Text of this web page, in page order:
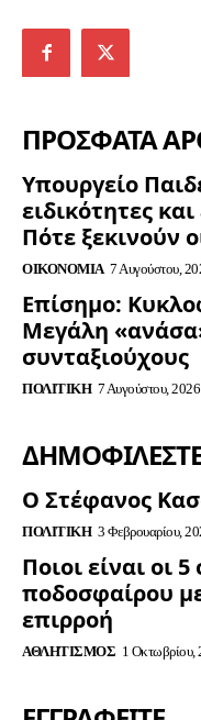
ΠΡΟΣΦΑΤΑ
Υπουργείο
ειδικότητες
Πότε ξεκινούν
ΟΙΚΟΝΟΜΊΑ 7 Αυγούστου,
Επίσημο:
Μεγάλη
συνταξιούχους
ΠΟΛΙΤΙΚΉ 7 Αυγούστου, 2026
Ο Στέφανος
ΠΟΛΙΤΙΚΉ 3 Φεβρουαρίου,
Ποιοι είναι οι
ποδοσφαίρου
επιρροή
ΑΘΛΗΤΙΣΜΌΣ 1 Οκτωβρίου,